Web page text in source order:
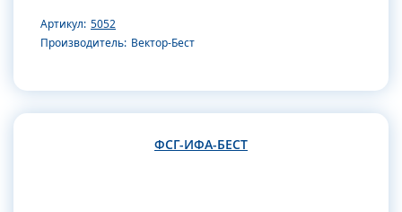
Артикул: 5052
Производитель: Вектор-Бест
ФСГ-ИФА-БЕСТ